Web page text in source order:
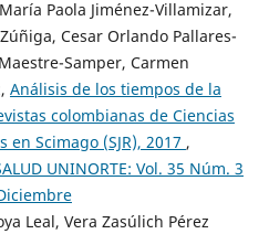
Paola Jiménez-Villamizar,
Cesar Orlando Pallares-
Samper, Carmen
Análisis de los tiempos de la
colombianas de Ciencias
Scimago (SJR), 2017 ,
UNINORTE: Vol. 35 Núm. 3
Leal, Vera Zasúlich Pérez